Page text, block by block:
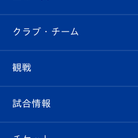
すべて
クラブ
試合情報
クラブ・チーム
クラブ概要
観戦
観戦ルール
試合情報